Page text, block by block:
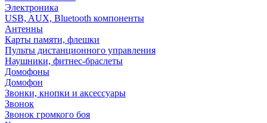
Электроника
USB, AUX, Bluetooth компоненты
Антенны
Карты памяти, флешки
Пульты дистанционного управления
Наушники, фитнес-браслеты
Домофоны
Домофон
Звонки, кнопки и аксессуары
Звонок
Звонок громкого боя